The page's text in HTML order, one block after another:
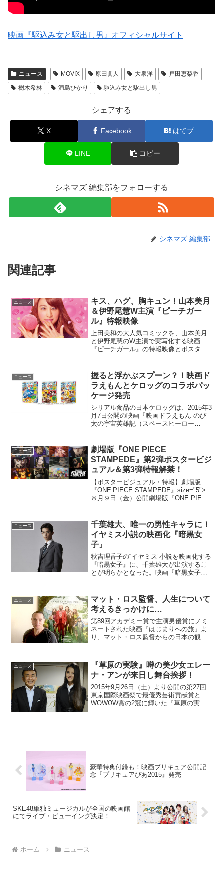
映画『駆込み女と駆出し男』オフィシャルサイト
ニュース MOVIX 原田眞人 大泉洋
戸田恵梨香
樹木希林
満島ひかり 駆込み女と駆出し男
シェアする
X Facebook はてブ
LINE コピー
シネマズ 編集部をフォローする
シネマズ 編集部
関連記事
ニュース
キス、ハグ、胸キュン！山本美月
＆伊野尾慧W主演『ピーチガー
ル』特報映像
上田美和の大人気コミックを、山本美月
と伊野尾慧のW主演で実写化する映画
『ピーチガール』の特報映像とポスター
開！見た目は派手だけど中身は超ピュア
な女子高生もも(山本美月)。...
ニュース
握ると浮かぶスプーン？！映画ド
ラえもんとケロッグのコラボパッ
ケージ発売
シリアル食品の日本ケロッグは、2015年3
月7日公開の映画『映画ドラえもん のび
太の宇宙英雄記（スペースヒーロー
コラボ スペシャルパッケージ発売するの
は『コーンフロ...
ニュース
劇場版『ONE PIECE
STAMPEDE』第2弾ポスタービジ
ュアル＆第3弾特報解禁！
【ポスタービジュアル・特報】劇場版
『ONE PIECE STAMPEDE』size="5">
８月９日（金）公開劇場版『ONE PIECE
禁された。今回解禁とな...
ニュース
千葉雄大、唯一の男性キャラに！
イヤミス小説の映画化『暗黒女
子』
秋吉理香子の“イヤミス”小説を映画化する
『暗黒女子』に、千葉雄大が出演するこ
とが明らかとなった。映画『暗黒女子』
ある日、学院の経営者の娘で、全校生徒
の憧れの的だった白石...
ニュース
マット・ロス監督、人生について
考えるきっかけに…
第89回アカデミー賞で主演男優賞にノミ
ネートされた映画『はじまりへの旅』よ
り、マット・ロス監督からの日本の観客
ス監督からのメッセージ映像ベン・キャ
ッシュ(ヴィゴ・モーテン...
ニュース
『草原の実験』噂の美少女エレー
ナ・アンが来日し舞台挨拶！
2015年9月26日（土）より公開の第27回
東京国際映画祭で最優秀芸術貢献賞と
WOWOW賞の2冠に輝いた『草原の実
豪華特典付録も！映画プリキュア公開記
念『プリキュアぴあ2015』発売
SKE48単独ミュージカルが全国の映画館
にてライブ・ビューイング決定！
ホーム ニュース